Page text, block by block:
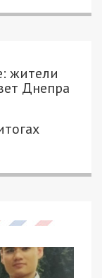
жители
Днепра